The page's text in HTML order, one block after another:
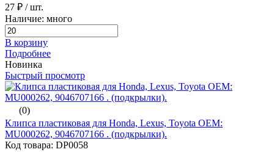
27 ₽ / шт.
Наличие: много
В корзину
Подробнее
Новинка
Быстрый просмотр
(0)
Клипса пластиковая для Honda, Lexus, Toyota ОЕМ:
MU000262, 9046707166 . (подкрылки).
Код товара: DP0058